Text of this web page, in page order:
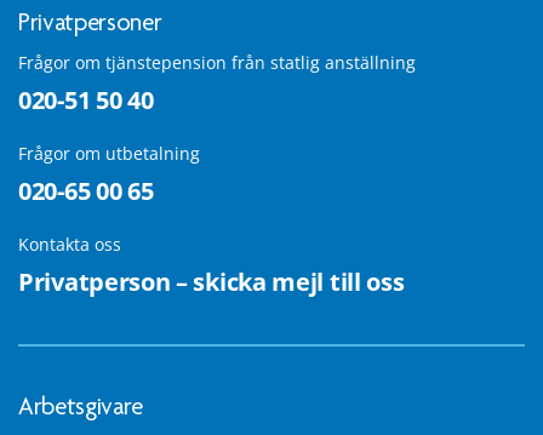
Privatpersoner
Frågor om tjänstepension från statlig anställning
020-51 50 40
Frågor om utbetalning
020-65 00 65
Kontakta oss
Privatperson – skicka mejl till oss
Arbetsgivare